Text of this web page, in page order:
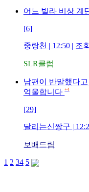
어느 빌라 비상 계
[6]
중랑천 | 12:50 | 조
SLR클럽
남편이 반말했다
억울합니다 +4
[29]
달리는신짱구 |
보배드림
1 2 34 5